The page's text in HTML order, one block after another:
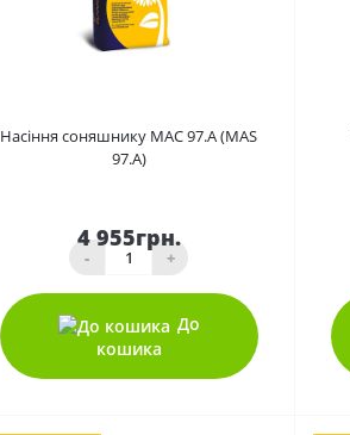
Насіння соняшнику МАС 97.А (MAS
97.A)
4 955грн.
- +
До
кошика